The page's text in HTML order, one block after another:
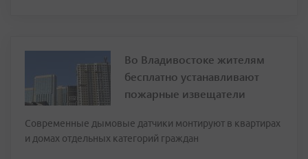
Во Владивостоке жителям
бесплатно устанавливают
пожарные извещатели
Современные дымовые датчики монтируют в квартирах
и домах отдельных категорий граждан